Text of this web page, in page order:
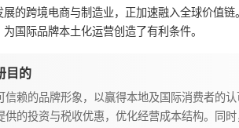
展的跨境电商与制造业，正加速融入全球价值
国际品牌本土化运营创造了有利条件。
目的
信赖的品牌形象，以赢得本地及国际消费者的
供的投资与税收优惠，优化经营成本结构。同